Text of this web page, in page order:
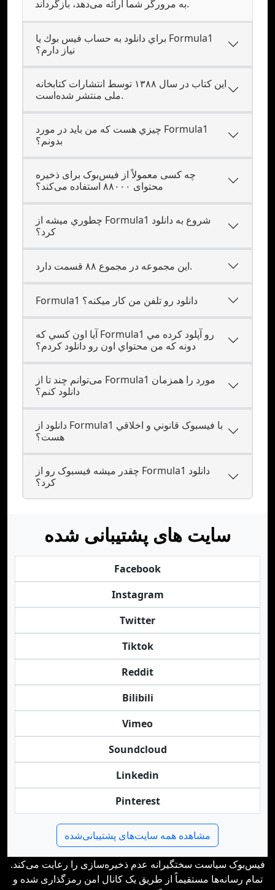
به مرورگر شما ارائه می‌دهد، بازگرداند.
براي دانلود به حساب فيس بوك يا Formula1
نياز دارم؟
این کتاب در سال ۱۳۸۸ توسط انتشارات کتابخانه
ملی منتشر شده‌است.
چيزي هست که من بايد در مورد Formula1
بدونم؟
چه کسی معمولاً از فیس‌بوک برای ذخیره
محتوای ۸۸۰۰۰ استفاده می‌کند؟
چطوري ميشه از Formula1 شروع به دانلود
کرد؟
این مجموعه در مجموع ۸۸ قسمت دارد.
Formula1 دانلود رو تلفن من کار ميکنه؟
آيا اون کسي که Formula1 رو آپلود کرده مي
دونه که من محتواي اون رو دانلود کردم؟
می‌توانم چند تا از Formula1 مورد را همزمان
دانلود کنم؟
دانلود از Formula1 با فيسبوک قانوني و اخلاقي
هست؟
چقدر ميشه فيسبوک رو از Formula1 دانلود
کرد؟
سایت های پشتیبانی شده
Facebook
Instagram
Twitter
Tiktok
Reddit
Bilibili
Vimeo
Soundcloud
Linkedin
Pinterest
مشاهده همه سایت‌های پشتیبانی‌شده
فیس‌بوک سیاست سختگیرانه عدم ذخیره‌سازی را رعایت می‌کند.
تمام رسانه‌ها مستقیماً از طریق یک کانال امن رمزگذاری شده و